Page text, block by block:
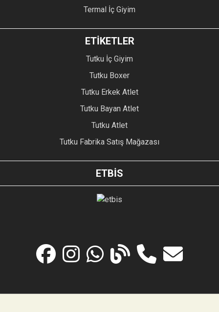
Termal İç Giyim
ETİKETLER
Tutku İç Giyim
Tutku Boxer
Tutku Erkek Atlet
Tutku Bayan Atlet
Tutku Atlet
Tutku Fabrika Satış Mağazası
ETBİS